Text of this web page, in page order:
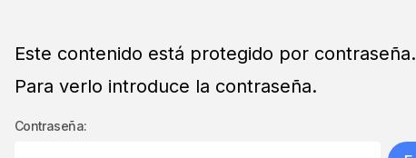
Este contenido está protegido por contraseña.
Para verlo introduce la contraseña.
Contraseña: